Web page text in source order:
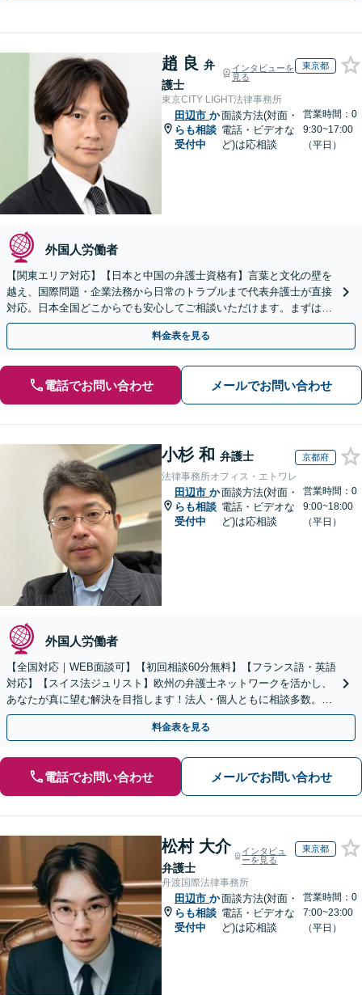
趙 良 弁
護士
インタビューを
見る
東京都
東京CITY LIGHT法律事務所
田辺市 か
らも相談
受付中
面談方法(対面・
電話・ビデオな
ど)は応相談
営業時間：0
9:30~17:00
（平日）
外国人労働者
【関東エリア対応】【日本と中国の弁護士資格有】言葉と文化の壁を
越え、国際問題・企業法務から日常のトラブルまで代表弁護士が直接
対応。日本全国どこからでも安心してご相談いただけます。まずは一
歩を踏み出してみませんか。【初回相談無料】
料金表を見る
電話でお問い合わせ メールでお問い合わせ
小杉 和 弁護士 京都府
法律事務所オフィス・エトワレ
田辺市 か
らも相談
受付中
面談方法(対面・
電話・ビデオな
ど)は応相談
営業時間：0
9:00~18:00
（平日）
外国人労働者
【全国対応｜WEB面談可】【初回相談60分無料】【フランス語・英語
対応】【スイス法ジュリスト】欧州の弁護士ネットワークを活かし、
あなたが真に望む解決を目指します！法人・個人ともに相談多数。細
やかな連絡と粘り強い交渉を徹底【休日・夜間相談可】
料金表を見る
電話でお問い合わせ メールでお問い合わせ
松村 大介
弁護士
インタビュ
ーを見る
東京都
舟渡国際法律事務所
田辺市 か
らも相談
受付中
面談方法(対面・
電話・ビデオな
ど)は応相談
営業時間：0
7:00~23:00
（平日）